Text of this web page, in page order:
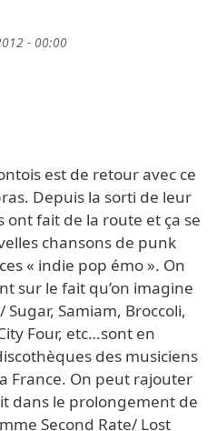
- 00:00
est de retour avec ce
Depuis la sorti de leur
fait de la route et ça se
chansons de punk
« indie pop émo ». On
sur le fait qu’on imagine
Samiam, Broccoli,
Four, etc…sont en
des musiciens
France. On peut rajouter
dans le prolongement de
Second Rate/ Lost